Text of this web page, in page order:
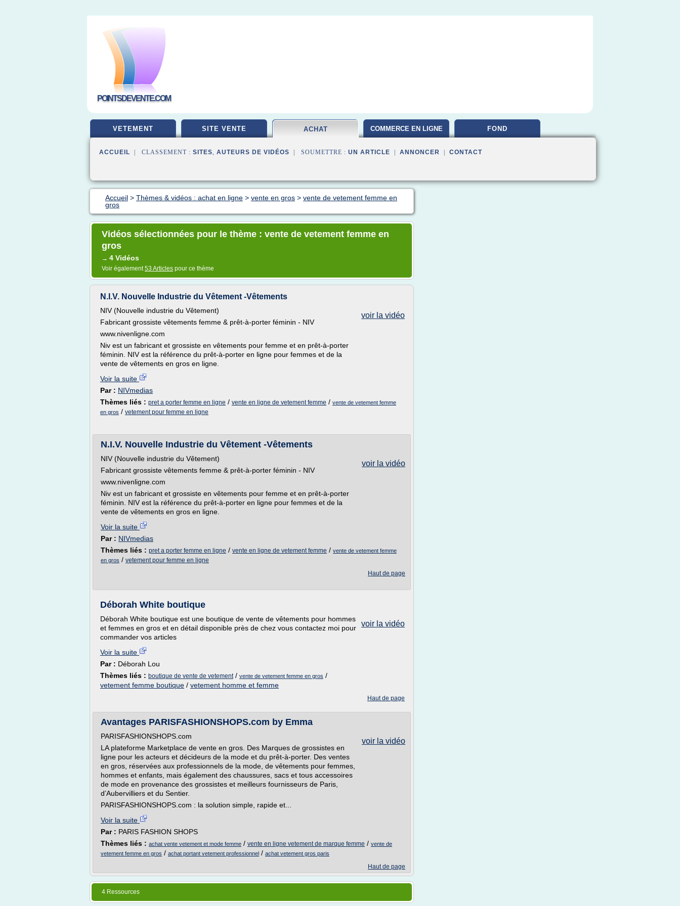
POINTSDEVENTE.COM
VETEMENT SITE VENTE ACHAT COMMERCE EN LIGNE FOND
ACCUEIL | CLASSEMENT : SITES, AUTEURS DE VIDÉOS | SOUMETTRE : UN ARTICLE ANNONCER CONTACT
Accueil > Thèmes & vidéos : achat en ligne > vente en gros > vente de vetement femme en
gros
Vidéos sélectionnées pour le thème : vente de vetement femme en
gros
→ 4 Vidéos
Voir également53 Articles pour ce thème
N.I.V. Nouvelle Industrie du Vêtement -Vêtements
voir la vidéo
NIV (Nouvelle industrie du Vêtement)
Fabricant grossiste vêtements femme & prêt-à-porter féminin - NIV
www.nivenligne.com
Niv est un fabricant et grossiste en vêtements pour femme et en prêt-à-porter
féminin. NIV est la référence du prêt-à-porter en ligne pour femmes et de la
vente de vêtements en gros en ligne.
Voir la suite
Par : NIVmedias
Thèmes liés : pret a porter femme en ligne / vente en ligne de vetement femme / vente de vetement femme
en gros / vetement pour femme en ligne
N.I.V. Nouvelle Industrie du Vêtement -Vêtements
voir la vidéo
NIV (Nouvelle industrie du Vêtement)
Fabricant grossiste vêtements femme & prêt-à-porter féminin - NIV
www.nivenligne.com
Niv est un fabricant et grossiste en vêtements pour femme et en prêt-à-porter
féminin. NIV est la référence du prêt-à-porter en ligne pour femmes et de la
vente de vêtements en gros en ligne.
Voir la suite
Par : NIVmedias
Thèmes liés : pret a porter femme en ligne / vente en ligne de vetement femme / vente de vetement femme
en gros / vetement pour femme en ligne
Haut de page
Déborah White boutique
voir la vidéo
Déborah White boutique est une boutique de vente de vêtements pour hommes
et femmes en gros et en détail disponible près de chez vous contactez moi pour
commander vos articles
Voir la suite
Par : Déborah Lou
Thèmes liés : boutique de vente de vetement/ vente de vetement femme en gros /
vetement femme boutique / vetement homme et femme
Haut de page
Avantages PARISFASHIONSHOPS.com by Emma
voir la vidéo
PARISFASHIONSHOPS.com
LA plateforme Marketplace de vente en gros. Des Marques de grossistes en
ligne pour les acteurs et décideurs de la mode et du prêt-à-porter. Des ventes
en gros, réservées aux professionnels de la mode, de vêtements pour femmes,
hommes et enfants, mais également des chaussures, sacs et tous accessoires
de mode en provenance des grossistes et meilleurs fournisseurs de Paris,
d’Aubervilliers et du Sentier.
PARISFASHIONSHOPS.com : la solution simple, rapide et...
Voir la suite
Par : PARIS FASHION SHOPS
Thèmes liés : achat vente vetement et mode femme / vente en ligne vetement de marque femme / vente de
vetement femme en gros / achat portant vetement professionnel / achat vetement gros paris
Haut de page
4 Ressources